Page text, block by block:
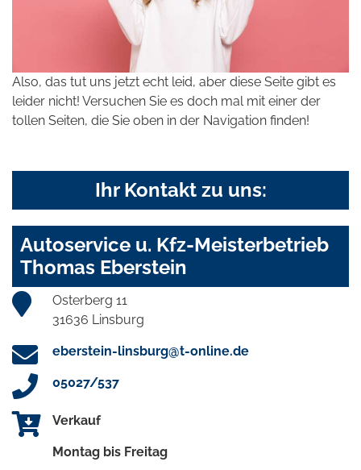
Also, das tut uns jetzt echt leid, aber diese Seite gibt es
leider nicht! Versuchen Sie es doch mal mit einer der
tollen Seiten, die Sie oben in der Navigation finden!
Ihr Kontakt zu uns:
Autoservice u. Kfz-Meisterbetrieb
Thomas Eberstein
Osterberg 11
31636 Linsburg
eberstein-linsburg@t-online.de
05027/537
Verkauf
Montag bis Freitag